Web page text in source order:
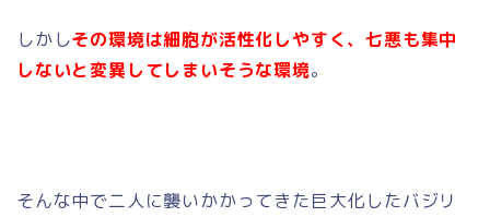
しかしその環境は細胞が活性化しやすく、七悪も集中
しないと変異してしまいそうな環境。
そんな中で二人に襲いかかってきた巨大化したバジリ